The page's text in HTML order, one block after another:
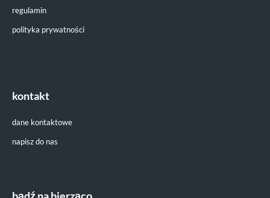
regulamin
polityka prywatności
kontakt
dane kontaktowe
napisz do nas